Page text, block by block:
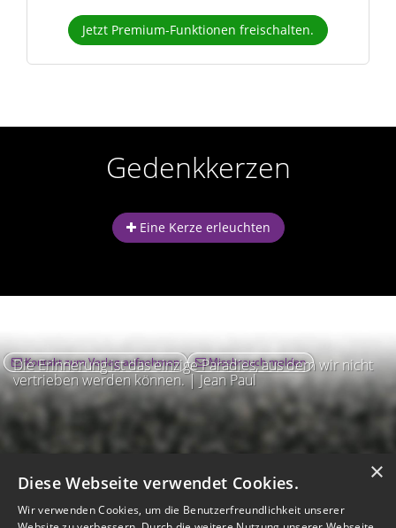
Jetzt Premium-Funktionen freischalten.
Gedenkkerzen
Eine Kerze erleuchten
Die Erinnerung ist das einzige Paradies, aus dem wir nicht
vertrieben werden können. | Jean Paul
Kontakt zum Verlag aufnehmen Missbrauch melden
×
Diese Webseite verwendet Cookies.
Wir verwenden Cookies, um die Benutzerfreundlichkeit unserer